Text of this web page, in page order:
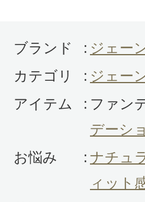
て、鏡見てビー
ランド使ってか
トピーの既往で肌
刺激で悩んでいる
ブランド : ジェー
カテゴリ
: ジェー
アイテム
: ファン
デーシ
お悩み
: ナチュ
ィット